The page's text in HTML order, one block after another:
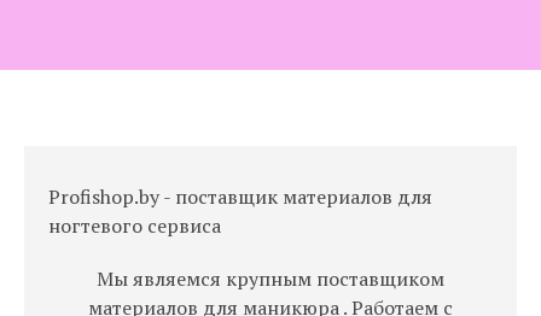
Profishop.by - поставщик материалов для
ногтевого сервиса
Мы являемся крупным поставщиком
материалов для маникюра . Работаем с